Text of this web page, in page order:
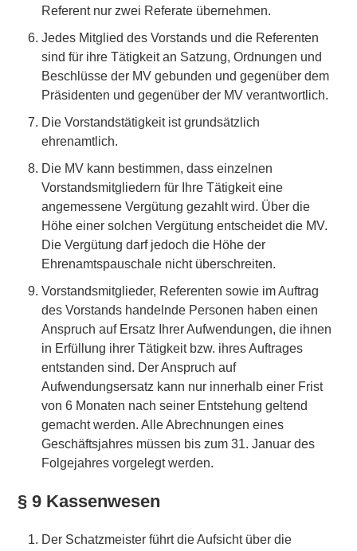
Referent nur zwei Referate übernehmen.
Jedes Mitglied des Vorstands und die Referenten
sind für ihre Tätigkeit an Satzung, Ordnungen und
Beschlüsse der MV gebunden und gegenüber dem
Präsidenten und gegenüber der MV verantwortlich.
Die Vorstandstätigkeit ist grundsätzlich
ehrenamtlich.
Die MV kann bestimmen, dass einzelnen
Vorstandsmitgliedern für Ihre Tätigkeit eine
angemessene Vergütung gezahlt wird. Über die
Höhe einer solchen Vergütung entscheidet die MV.
Die Vergütung darf jedoch die Höhe der
Ehrenamtspauschale nicht überschreiten.
Vorstandsmitglieder, Referenten sowie im Auftrag
des Vorstands handelnde Personen haben einen
Anspruch auf Ersatz Ihrer Aufwendungen, die ihnen
in Erfüllung ihrer Tätigkeit bzw. ihres Auftrages
entstanden sind. Der Anspruch auf
Aufwendungsersatz kann nur innerhalb einer Frist
von 6 Monaten nach seiner Entstehung geltend
gemacht werden. Alle Abrechnungen eines
Geschäftsjahres müssen bis zum 31. Januar des
Folgejahres vorgelegt werden.
§ 9 Kassenwesen
Der Schatzmeister führt die Aufsicht über die